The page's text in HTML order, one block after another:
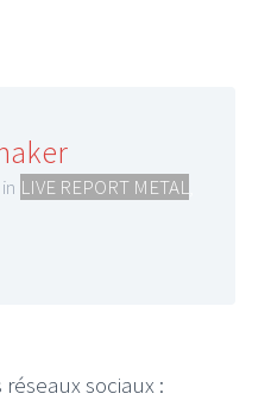
LIVE REPORT METAL
sociaux :